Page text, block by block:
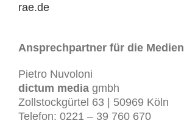
rae.de
Ansprechpartner für die Medien
Pietro Nuvoloni
dictum mediagmbh
Zollstockgürtel 63 | 50969 Köln
Telefon: 0221 – 39 760 670